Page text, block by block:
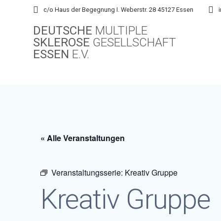
c/o Haus der Begegnung I. Weberstr. 28 45127 Essen
DEUTSCHE MULTIPLE
SKLEROSE GESELLSCHAFT
ESSEN E.V.
« Alle Veranstaltungen
Veranstaltungsserie: Kreativ Gruppe
Kreativ Gruppe